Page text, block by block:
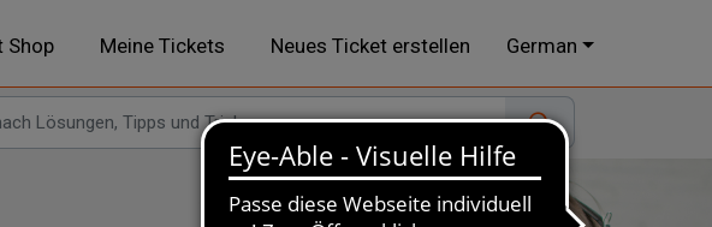
Shop Meine Tickets Neues Ticket erstellen German